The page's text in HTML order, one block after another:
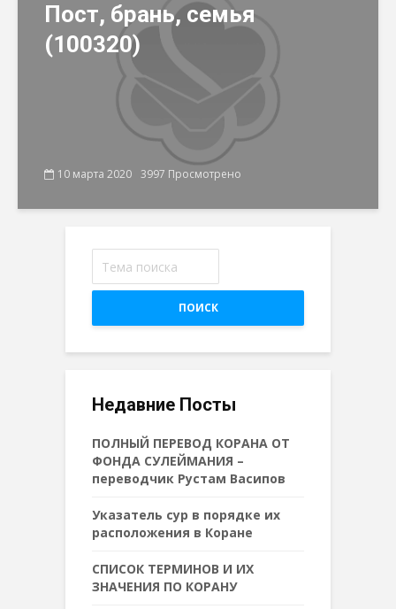
Пост, брань, семья
(100320)
10 марта 2020 3997 Просмотрено
ПОИСК
Недавние Посты
ПОЛНЫЙ ПЕРЕВОД КОРАНА ОТ
ФОНДА СУЛЕЙМАНИЯ –
переводчик Рустам Васипов
Указатель сур в порядке их
расположения в Коране
СПИСОК ТЕРМИНОВ И ИХ
ЗНАЧЕНИЯ ПО КОРАНУ